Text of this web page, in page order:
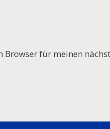
für meinen